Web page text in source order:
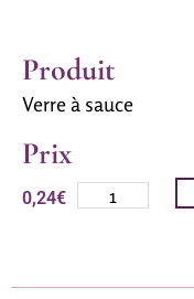
Produit
Verre à sauce
Prix
0,24€